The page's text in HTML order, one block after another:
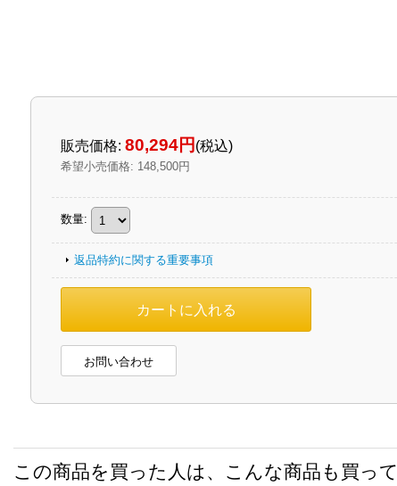
販売価格: 80,294円 (税込)
希望小売価格: 148,500円
数量:
返品特約に関する重要事項
お問い合わせ
この商品を買った人は、こんな商品も買っ